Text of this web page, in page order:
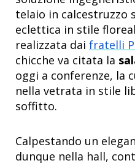
telaio in calcestruzzo
eclettica in stile
realizzata dai fratelli
chicche va citata la
oggi a conferenze, la
nella vetrata in stile
soffitto.
Calpestando un
dunque nella hall,